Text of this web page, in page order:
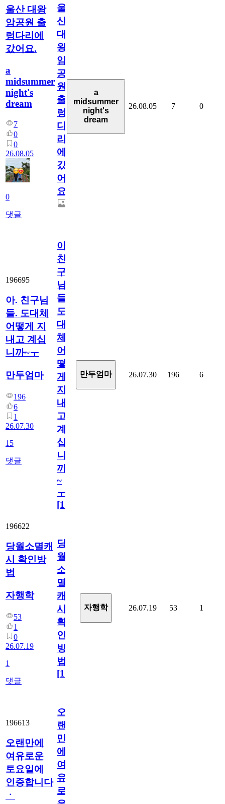
울산 대왕
암공원 출
렁다리에
갔어요.
a
midsummer
night's
dream
7
0
0
26.08.05
0
댓글
울
산
대
왕
암
공
원
출
렁
다
리
에
갔
어
요.
a
midsummer
night's
dream
26.08.05 7 0
196695
아. 친구님
들. 도대체
어떻게 지
내고 계십
니까~ㅜ
만두엄마
196
6
1
26.07.30
15
댓글
아.
친
구
님
들.
도
대
체
어
떻
게
지
내
고
계
십
니
까
~
ㅜ
[15
만두엄마 26.07.30 196 6
196622
당월소멸캐
시 확인방
법
자행학
53
1
0
26.07.19
1
댓글
당
월
소
멸
캐
시
확
인
방
법
[1]
자행학 26.07.19 53 1
196613
오랜만에
여유로운
토요일에
인증합니다
ㆍ
오
랜
만
에
여
유
로